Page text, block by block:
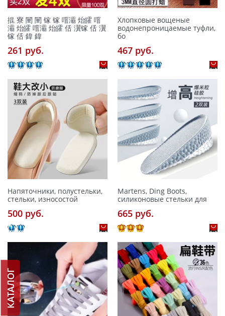
КАТАЛОГ
掍 寮 闉 闉 镓 镓 噾灞 炲皬 噾
灞 炲皬 噾灞 炲皬 佸 瀷镓 佸 瀷
镓 佸 鍏 鍏
261 pуб.
Хлопковые вощеные
водонепроницаемые туфли,
бо
467 pуб.
Напяточники, полустельки,
стельки, износостой
500 pуб.
Martens, Ding Boots,
силиконовые стельки для
665 pуб.